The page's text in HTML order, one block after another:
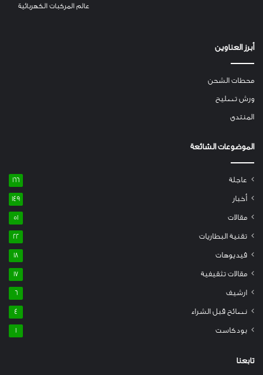
عالم المركبات الكهربائية
أبرز العناوين
محطات الشحن
ورش تصليح
المنتدى
الموضوعات الشائعة
عاجلة 166
أخبار 149
مقالات 51
تقنية البطاريات 22
فيديوهات 18
مقالات تثقيفية 17
ارشيف 6
نصائح قبل الشراء 4
بودكاست 1
تابعنا